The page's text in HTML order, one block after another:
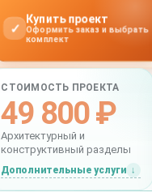
СТОИМОСТЬ ПРОЕКТА
49 800 ₽
Архитектурный и
конструктивный разделы
Дополнительные услуги
✓
Купить проект
Оформить заказ и выбрать
комплект